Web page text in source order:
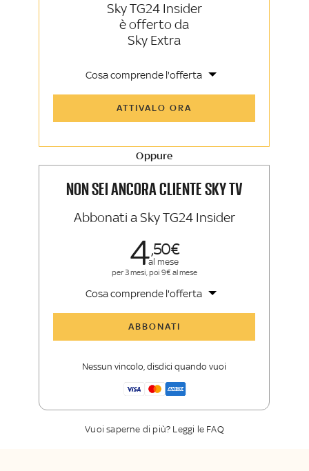
Sky TG24 Insider
è offerto da
Sky Extra
Cosa comprende l'offerta
Sky Sport Insider
La newsletter esclusiva di Sky TG24
ATTIVALO ORA
Oppure
NON SEI ANCORA CLIENTE SKY TV
Abbonati a Sky TG24 Insider
450
al mese
per 3 mesi, poi 9€ al mese
Cosa comprende l'offerta
ABBONATI
Nessun vincolo, disdici quando vuoi
Vuoi saperne di più? Leggi le FAQ